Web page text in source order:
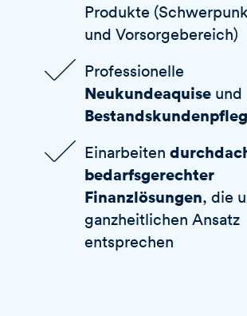
Produkte
und Vorsorgebereich)
Professionelle
Neukundeaquise und
Einarbeiten
bedarfsgerechter
Finanzlösungen, die
ganzheitlichen Ansatz
entsprechen